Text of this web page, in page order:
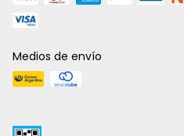
Medios de envío